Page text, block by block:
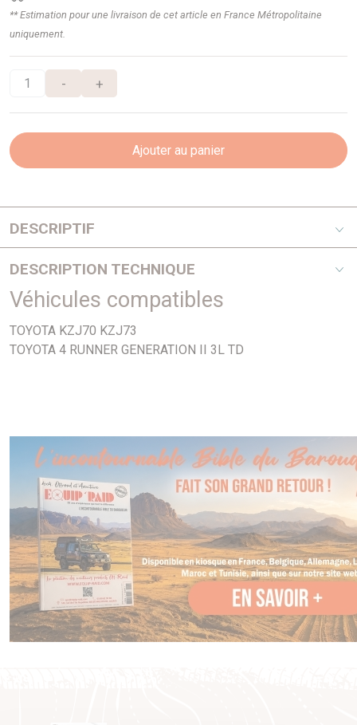
** Estimation pour une livraison de cet article en France Métropolitaine
uniquement.
- +
Ajouter au panier
DESCRIPTIF
DESCRIPTION TECHNIQUE
PHOTO NON CONTRACTUELLE
Véhicules compatibles
TOYOTA KZJ70 KZJ73
TOYOTA 4 RUNNER GENERATION II 3L TD